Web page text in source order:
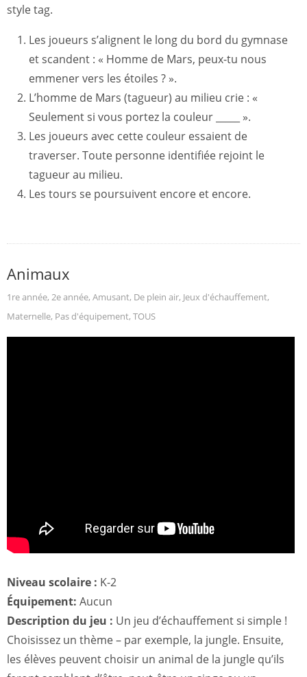
style tag.
Les joueurs s’alignent le long du bord du gymnase
et scandent : « Homme de Mars, peux-tu nous
emmener vers les étoiles ? ».
L’homme de Mars (tagueur) au milieu crie : «
Seulement si vous portez la couleur _____ ».
Les joueurs avec cette couleur essaient de
traverser. Toute personne identifiée rejoint le
tagueur au milieu.
Les tours se poursuivent encore et encore.
Animaux
1re année, 2e année, Amusant, De plein air, Jeux d'échauffement,
Maternelle, Pas d'équipement, TOUS
Niveau scolaire : K-2
Équipement: Aucun
Description du jeu : Un jeu d’échauffement si simple !
Choisissez un thème – par exemple, la jungle. Ensuite,
les élèves peuvent choisir un animal de la jungle qu’ils